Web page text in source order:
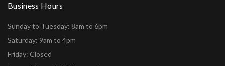
Business Hours
Sunday to Tuesday: 8am to 6pm
Saturday: 9am to 4pm
Friday: Closed